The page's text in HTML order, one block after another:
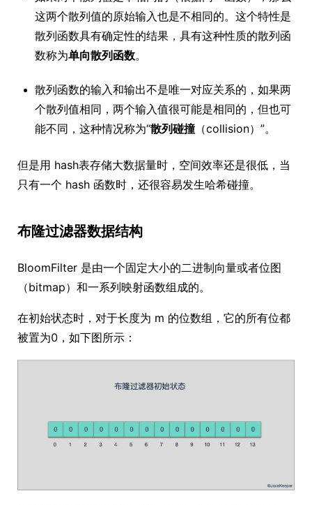
这两个散列值的原始输入也是不相同的。这个特性是
散列函数具有确定性的结果，具有这种性质的散列函
数称为单向散列函数。
散列函数的输入和输出不是唯一对应关系的，如果两
个散列值相同，两个输入值很可能是相同的，但也可
能不同，这种情况称为“散列碰撞 （collision）”。
但是用 hash表存储大数据量时，空间效率还是很低，当
只有一个 hash 函数时，还很容易发生哈希碰撞。
布隆过滤器数据结构
BloomFilter 是由一个固定大小的二进制向量或者位图
（bitmap）和一系列映射函数组成的。
在初始状态时，对于长度为 m 的位数组，它的所有位都
被置为0，如下图所示：